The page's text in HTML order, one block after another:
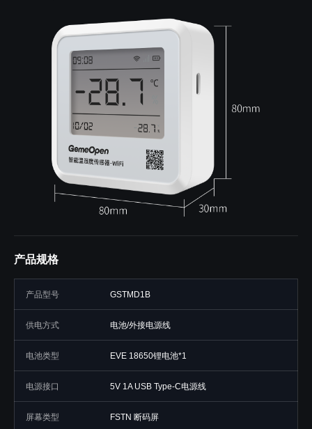
产品规格
产品型号 GSTMD1B
供电方式 电池/外接电源线
电池类型 EVE 18650锂电池*1
电源接口 5V 1A USB Type-C电源线
屏幕类型 FSTN 断码屏